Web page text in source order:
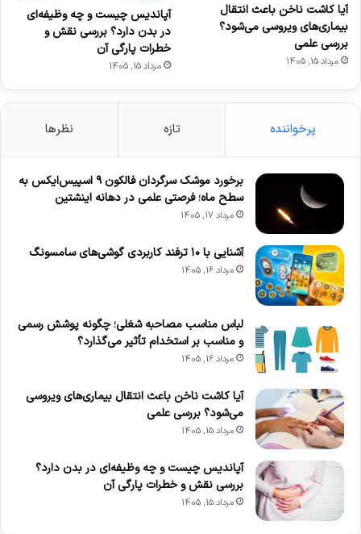
آیا کاشت ناخن باعث انتقال
بیماری‌های ویروسی می‌شود؟
بررسی علمی
مرداد 15, 1405
آپاندیس چیست و چه وظیفه‌ای
در بدن دارد؟ بررسی نقش و
خطرات پارگی آن
مرداد 15, 1405
پرخواننده تازه نظرها
برخورد موشک سرگردان فالکون ۹ اسپیس‌ایکس به
سطح ماه؛ فرصتی علمی در دهانه اینشتین
مرداد 17, 1405
آشنایی با ۱۰ ترفند کاربردی گوشی‌های سامسونگ
مرداد 16, 1405
لباس مناسب مصاحبه شغلی؛ چگونه پوشش رسمی
و مناسب بر استخدام تأثیر می‌گذارد؟
مرداد 16, 1405
آیا کاشت ناخن باعث انتقال بیماری‌های ویروسی
می‌شود؟ بررسی علمی
مرداد 15, 1405
آپاندیس چیست و چه وظیفه‌ای در بدن دارد؟
بررسی نقش و خطرات پارگی آن
مرداد 15, 1405